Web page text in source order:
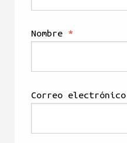
Nombre *
Correo electrónico